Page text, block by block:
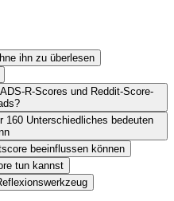
ihn zu überlesen
R-Scores und Reddit-Score-
160 Unterschiedliches bedeuten
beeinflussen können
tun kannst